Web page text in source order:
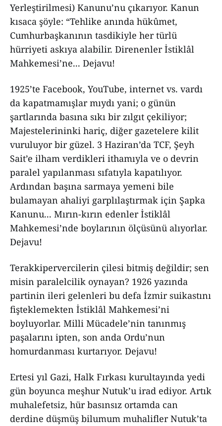
Yerleştirilmesi) Kanunu’nu çıkarıyor. Kanun
kısaca şöyle: “Tehlike anında hükûmet,
Cumhurbaşkanının tasdikiyle her türlü
hürriyeti askıya alabilir. Direnenler İstiklâl
Mahkemesi’ne... Dejavu!
1925’te Facebook, YouTube, internet vs. vardı
da kapatmamışlar mıydı yani; o günün
şartlarında basına sıkı bir zılgıt çekiliyor;
Majestelerininki hariç, diğer gazetelere kilit
vuruluyor bir güzel. 3 Haziran’da TCF, Şeyh
Sait’e ilham verdikleri ithamıyla ve o devrin
paralel yapılanması sıfatıyla kapatılıyor.
Ardından başına sarmaya yemeni bile
bulamayan ahaliyi garplılaştırmak için Şapka
Kanunu... Mırın-kırın edenler İstiklâl
Mahkemesi’nde boylarının ölçüsünü alıyorlar.
Dejavu!
Terakkipervercilerin çilesi bitmiş değildir; sen
misin paralelcilik oynayan? 1926 yazında
partinin ileri gelenleri bu defa İzmir suikastını
fişteklemekten İstiklâl Mahkemesi’ni
boyluyorlar. Milli Mücadele’nin tanınmış
paşalarını ipten, son anda Ordu’nun
homurdanması kurtarıyor. Dejavu!
Ertesi yıl Gazi, Halk Fırkası kurultayında yedi
gün boyunca meşhur Nutuk’u irad ediyor. Artık
muhalefetsiz, hür basınsız ortamda can
derdine düşmüş bilumum muhalifler Nutuk’ta